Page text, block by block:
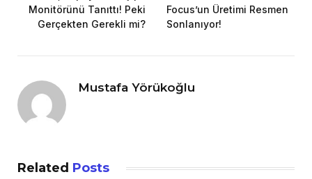
Monitörünü Tanıttı! Peki
Gerçekten Gerekli mi?
Focus’un Üretimi Resmen
Sonlanıyor!
Mustafa Yörükoğlu
Related Posts